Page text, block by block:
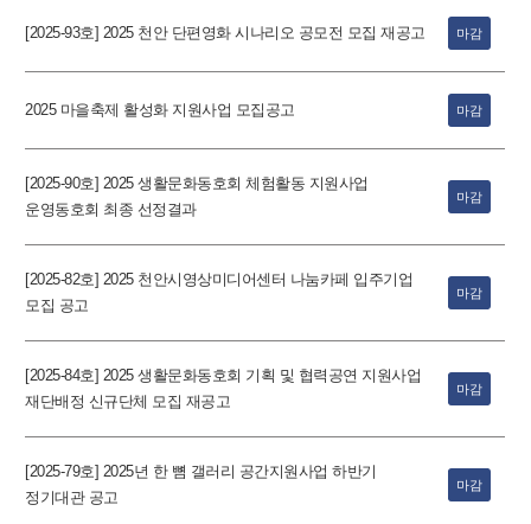
[2025-93호] 2025 천안 단편영화 시나리오 공모전 모집 재공고 마감
2025 마을축제 활성화 지원사업 모집공고 마감
[2025-90호] 2025 생활문화동호회 체험활동 지원사업
운영동호회 최종 선정결과
마감
[2025-82호] 2025 천안시영상미디어센터 나눔카페 입주기업
모집 공고
마감
[2025-84호] 2025 생활문화동호회 기획 및 협력공연 지원사업
재단배정 신규단체 모집 재공고
마감
[2025-79호] 2025년 한 뼘 갤러리 공간지원사업 하반기
정기대관 공고
마감